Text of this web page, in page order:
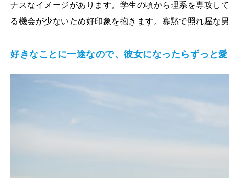
ナスなイメージがあります。学生の頃から理系を専攻し
る機会が少ないため好印象を抱きます。寡黙で照れ屋な
好きなことに一途なので、彼女になったらずっと